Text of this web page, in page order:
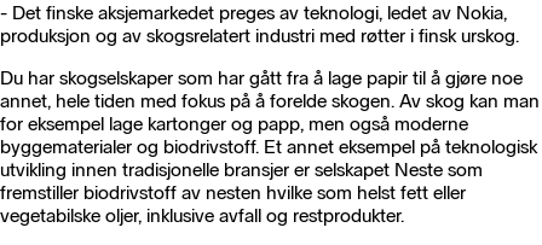
- Det finske aksjemarkedet preges av teknologi, ledet av Nokia,
produksjon og av skogsrelatert industri med røtter i finsk urskog.
Du har skogselskaper som har gått fra å lage papir til å gjøre noe
annet, hele tiden med fokus på å forelde skogen. Av skog kan man
for eksempel lage kartonger og papp, men også moderne
byggematerialer og biodrivstoff. Et annet eksempel på teknologisk
utvikling innen tradisjonelle bransjer er selskapet Neste som
fremstiller biodrivstoff av nesten hvilke som helst fett eller
vegetabilske oljer, inklusive avfall og restprodukter.